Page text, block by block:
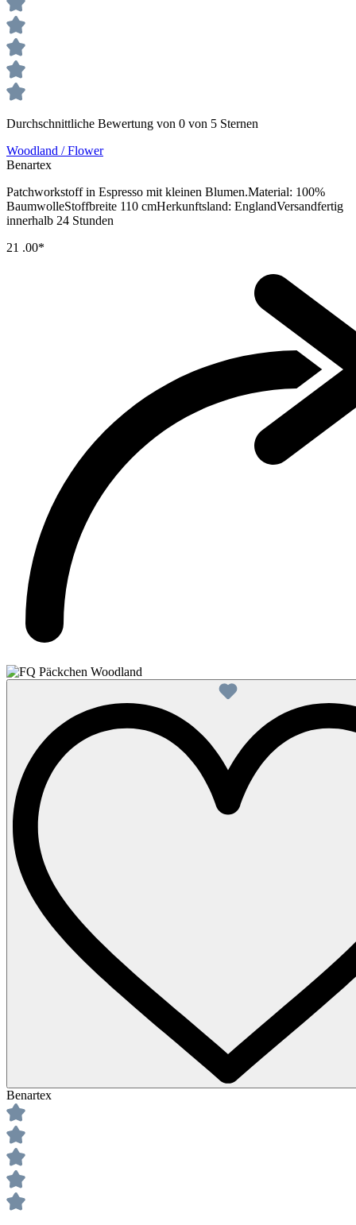
Durchschnittliche Bewertung von 0 von 5 Sternen
Woodland / Flower
Benartex
Patchworkstoff in Espresso mit kleinen Blumen.Material: 100%
BaumwolleStoffbreite 110 cmHerkunftsland: EnglandVersandfertig
innerhalb 24 Stunden
21 .00*
Benartex